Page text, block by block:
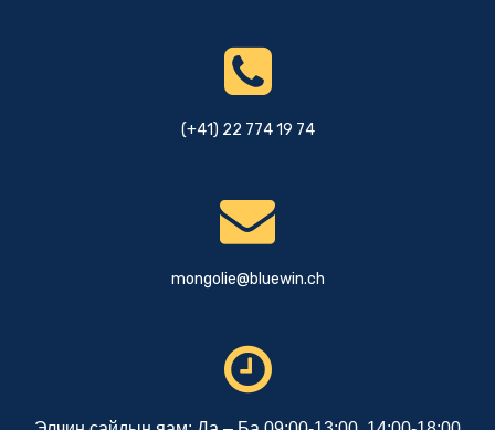
(+41) 22 774 19 74
mongolie@bluewin.ch